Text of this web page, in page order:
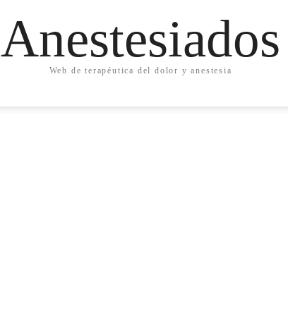
Anestesiados
Web de terapéutica del dolor y anestesia